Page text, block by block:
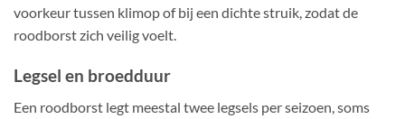
voorkeur tussen klimop of bij een dichte struik, zodat de
roodborst zich veilig voelt.
Legsel en broedduur
Een roodborst legt meestal twee legsels per seizoen, soms